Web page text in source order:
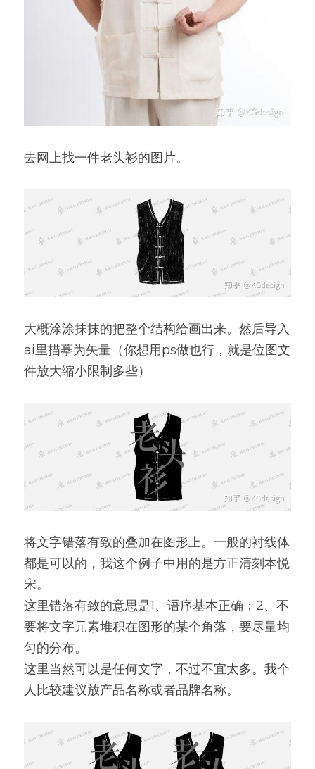
去网上找一件老头衫的图片。
大概涂涂抹抹的把整个结构给画出来。然后导入
ai里描摹为矢量（你想用ps做也行，就是位图文
件放大缩小限制多些）
将文字错落有致的叠加在图形上。一般的衬线体
都是可以的，我这个例子中用的是方正清刻本悦
宋。
这里错落有致的意思是1、语序基本正确；2、不
要将文字元素堆积在图形的某个角落，要尽量均
匀的分布。
这里当然可以是任何文字，不过不宜太多。我个
人比较建议放产品名称或者品牌名称。